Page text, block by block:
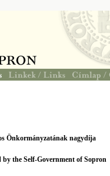
Önkormányzatának nagydíja
the Self-Government of Sopron